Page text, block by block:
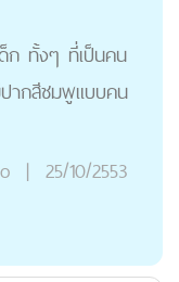
ก ทั้งๆ ที่เป็นคน
ากสีชมพูแบบคน
| 25/10/2553